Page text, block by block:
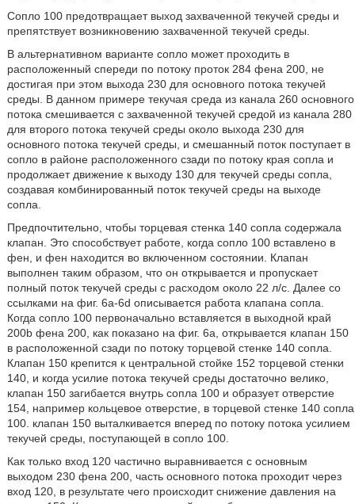
Сопло 100 предотвращает выход захваченной текучей среды и
препятствует возникновению захваченной текучей среды.
В альтернативном варианте сопло может проходить в
расположенный спереди по потоку проток 284 фена 200, не
достигая при этом выхода 230 для основного потока текучей
среды. В данном примере текучая среда из канала 260 основного
потока смешивается с захваченной текучей средой из канала 280
для второго потока текучей среды около выхода 230 для
основного потока текучей среды, и смешанный поток поступает в
сопло в районе расположенного сзади по потоку края сопла и
продолжает движение к выходу 130 для текучей среды сопла,
создавая комбинированный поток текучей среды на выходе
сопла.
Предпочтительно, чтобы торцевая стенка 140 сопла содержала
клапан. Это способствует работе, когда сопло 100 вставлено в
фен, и фен находится во включенном состоянии. Клапан
выполнен таким образом, что он открывается и пропускает
полный поток текучей среды с расходом около 22 л/с. Далее со
ссылками на фиг. 6а-6d описывается работа клапана сопла.
Когда сопло 100 первоначально вставляется в выходной край
200b фена 200, как показано на фиг. 6а, открывается клапан 150
в расположенной сзади по потоку торцевой стенке 140 сопла.
Клапан 150 крепится к центральной стойке 152 торцевой стенки
140, и когда усилие потока текучей среды достаточно велико,
клапан 150 загибается внутрь сопла 100 и образует отверстие
154, например кольцевое отверстие, в торцевой стенке 140 сопла
100. клапан 150 выталкивается вперед по потоку потока усилием
текучей среды, поступающей в сопло 100.
Как только вход 120 частично выравнивается с основным
выходом 230 фена 200, часть основного потока проходит через
вход 120, в результате чего происходит снижение давления на